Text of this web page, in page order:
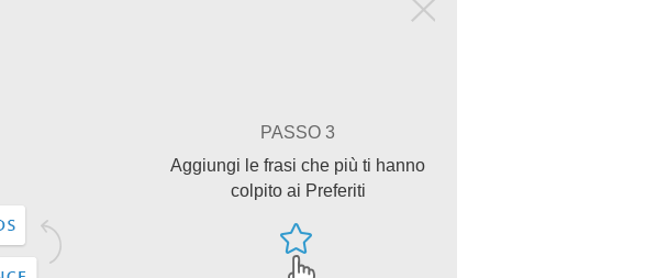
PASSO 3
Aggiungi le frasi che più ti hanno
colpito ai Preferiti